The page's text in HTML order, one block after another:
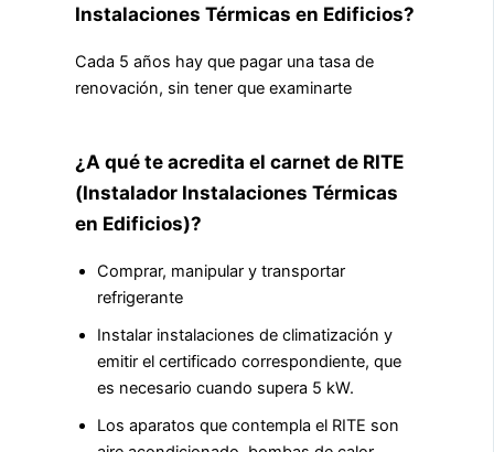
Instalaciones Térmicas en Edificios?
Cada 5 años hay que pagar una tasa de
renovación, sin tener que examinarte
¿A qué te acredita el carnet de RITE
(Instalador Instalaciones Térmicas
en Edificios)?
Comprar, manipular y transportar
refrigerante
Instalar instalaciones de climatización y
emitir el certificado correspondiente, que
es necesario cuando supera 5 kW.
Los aparatos que contempla el RITE son